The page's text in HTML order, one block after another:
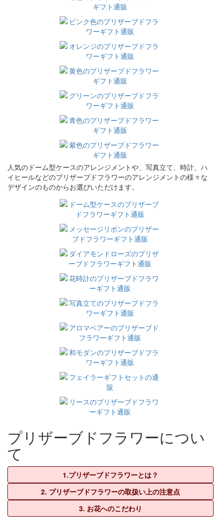
人気のドーム型ケースのアレンジメントや、写真立て、時計、ハ
イヒールなどのプリザーブドフラワーのアレンジメントの様々な
デザインのものからお選びいただけます。
プリザーブドフラワーについ
て
1.プリザーブドフラワーとは？
2. プリザーブドフラワーの取扱い上の注意点
3. お花へのこだわり